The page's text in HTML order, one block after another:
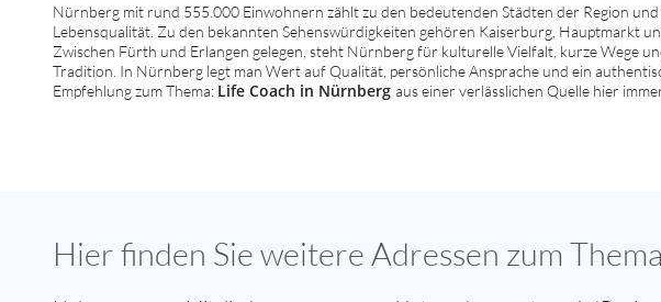
Nürnberg mit rund 555.000 Einwohnern zählt zu den bedeutenden Städten der Region
Lebensqualität. Zu den bekannten Sehenswürdigkeiten gehören Kaiserburg, Hauptmarkt
Zwischen Fürth und Erlangen gelegen, steht Nürnberg für kulturelle Vielfalt, kurze Wege
Tradition. In Nürnberg legt man Wert auf Qualität, persönliche Ansprache und ein
Empfehlung zum Thema: Life Coach in Nürnberg aus einer verlässlichen Quelle hier
Hier finden Sie weitere Adressen zum